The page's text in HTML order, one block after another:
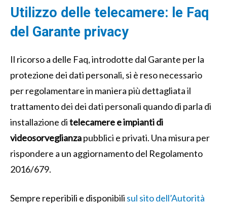
Utilizzo delle telecamere: le Faq
del Garante privacy
Il ricorso a delle Faq, introdotte dal Garante per la
protezione dei dati personali, si è reso necessario
per regolamentare in maniera più dettagliata il
trattamento dei dei dati personali quando di parla di
installazione ditelecamere e impianti di
videosorveglianzapubblici e privati. Una misura per
rispondere a un aggiornamento del Regolamento
2016/679.
Sempre reperibili e disponibili sul sito dell’Autorità